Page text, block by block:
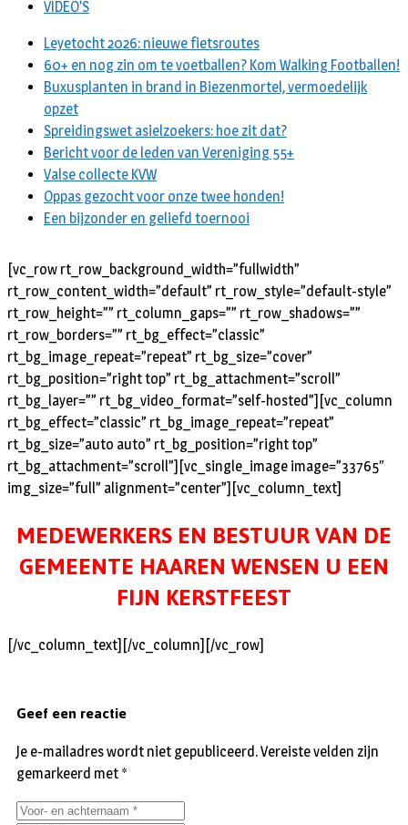
VIDEO’S
Leyetocht 2026: nieuwe fietsroutes
60+ en nog zin om te voetballen? Kom Walking Footballen!
Buxusplanten in brand in Biezenmortel, vermoedelijk
opzet
Spreidingswet asielzoekers: hoe zit dat?
Bericht voor de leden van Vereniging 55+
Valse collecte KVW
Oppas gezocht voor onze twee honden!
Een bijzonder en geliefd toernooi
[vc_row rt_row_background_width=”fullwidth”
rt_row_content_width=”default” rt_row_style=”default-style”
rt_row_height=”” rt_column_gaps=”” rt_row_shadows=””
rt_row_borders=”” rt_bg_effect=”classic”
rt_bg_image_repeat=”repeat” rt_bg_size=”cover”
rt_bg_position=”right top” rt_bg_attachment=”scroll”
rt_bg_layer=”” rt_bg_video_format=”self-hosted”][vc_column
rt_bg_effect=”classic” rt_bg_image_repeat=”repeat”
rt_bg_size=”auto auto” rt_bg_position=”right top”
rt_bg_attachment=”scroll”][vc_single_image image=”33765″
img_size=”full” alignment=”center”][vc_column_text]
MEDEWERKERS EN BESTUUR VAN DE
GEMEENTE HAAREN WENSEN U EEN
FIJN KERSTFEEST
[/vc_column_text][/vc_column][/vc_row]
Geef een reactie
Je e-mailadres wordt niet gepubliceerd.Vereiste velden zijn
gemarkeerd met *